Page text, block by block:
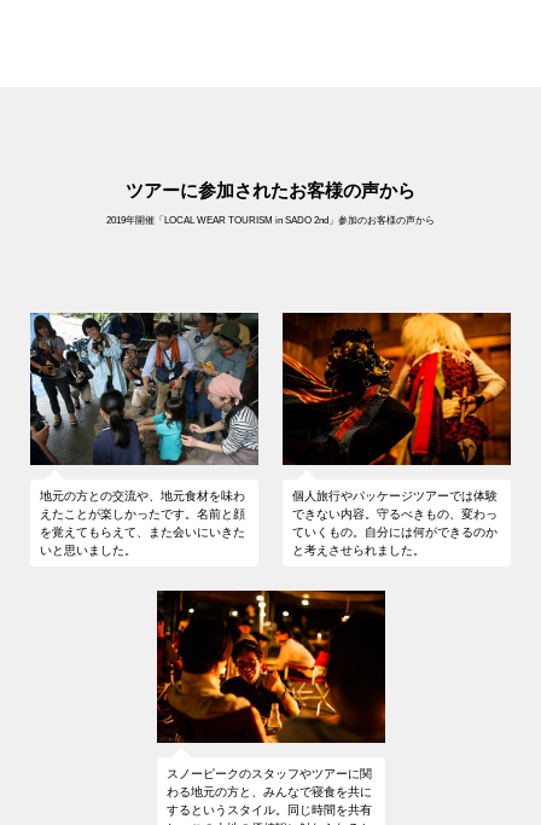
佐渡棚田協議会
大石惣一郎さん
代々守り継いできた岩首昇竜棚田を未来
へつないでいくため奮闘する佐渡棚田協
議会会長。きさくなキャラクターで、“じ
じぃ”の愛称で多くの方に親しまれていま
す。
佐渡祭のみなさん
佐渡の伝統芸能を世界に向けて発信して
いる芸能団体。ツアーの夜には、佐渡の
魂とも言える「鬼太鼓（おんでこ）」を
門付け（披露）してくださいます。
UMAMI Laboのみなさん
動する、地元の飲食店を中心としたグル
ープ。ツアーでは、椎崎諏訪神社にてア
ウトドアディナーをご提供くださいま
佐渡観光交流機構
佐渡の魅力を知り尽くしている佐藤さ
ん。LOCAL WEAR TOURISM in SADOの
コーディネーターとして、スノーピーク
15:30
テント設営体験 → 設営終了後 フリータイム 温泉等をお
楽しみください（※日帰り入浴「しいざき温泉ホテル
19:00
焚火ラウンジ（焚火を囲んでゆったりお過ごしくださ
い）
20:00
佐渡伝統芸能鑑賞「鬼太鼓」
22:00
テントにて就寝・消灯
佐渡山脈を眺めながらお召し上がりください。
09:00
椎崎諏訪神社から専用車にて岩首昇竜棚田へ移動（※出
発までにテント撤収・身支度をお願いいたします）
用した、地元料理をご用意します）
専用車にて両津港へ移動
両津港にて解散
気温の変化に対応出来る防寒着(パーカーやフリース等)
ヘッドライト等の灯り（テントでの宿泊となるため、お持ちですと便利で
す）
http://sado-katsura.jp/
ツアーに参加されたお客様の声から
2019年開催「LOCAL WEAR TOURISM in SADO 2nd」参加のお客様の声から
地元の方との交流や、地元食材を味わ
えたことが楽しかったです。名前と顔
を覚えてもらえて、また会いにいきた
いと思いました。
個人旅行やパッケージツアーでは体験
できない内容。守るべきもの、変わっ
ていくもの。自分には何ができるのか
と考えさせられました。
スノーピークのスタッフやツアーに関
わる地元の方と、みんなで寝食を共に
するというスタイル。同じ時間を共有